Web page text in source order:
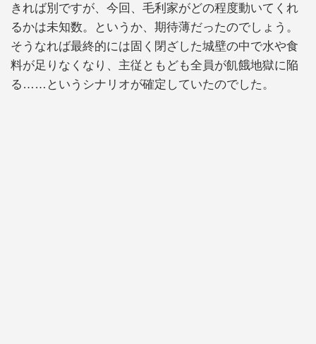
きれば別ですが、今回、毛利家がどの程度動いてくれ
るかは未知数。というか、期待薄だったのでしょう。
そうなれば最終的には固く閉ざした城壁の中で水や食
料が足りなくなり、主従ともども全員が飢餓地獄に陥
る……というシナリオが確定していたのでした。